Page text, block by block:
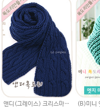
앤디(그레이스) 크리스마스선물 꽈배기손뜨개질목도리뜨기 남자 여자 커플목도리뜨기